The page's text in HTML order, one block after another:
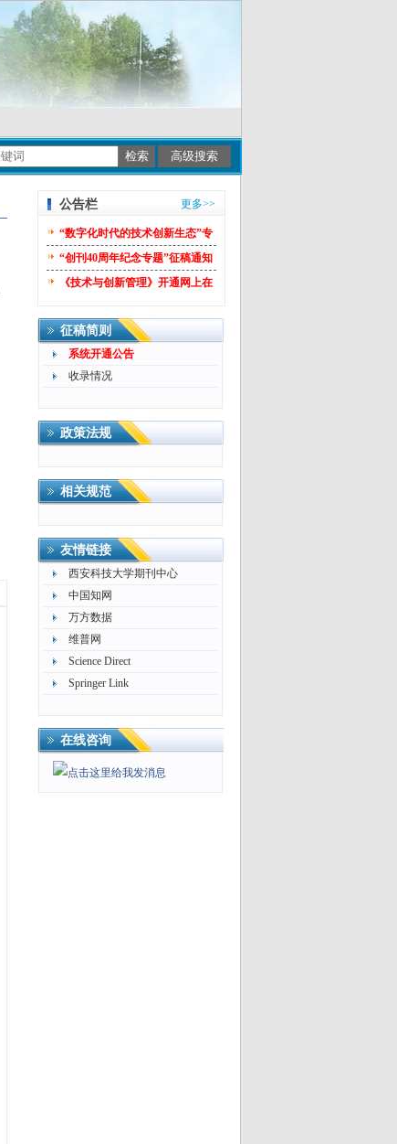
公告栏 更多>>
“数字化时代的技术创新生态”专
题征稿
[2026-05-11]
“创刊40周年纪念专题”征稿通知
——聚焦国家重大战略需求，推
《技术与创新管理》开通网上在
征稿简则
系统开通公告
收录情况
政策法规
相关规范
友情链接
西安科技大学期刊中心
中国知网
万方数据
维普网
Science Direct
Springer Link
在线咨询